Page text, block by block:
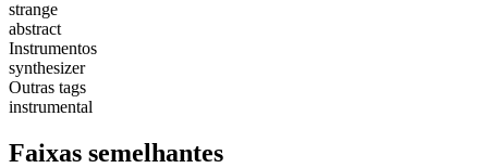
strange
abstract
Instrumentos
synthesizer
Outras tags
instrumental
Faixas semelhantes